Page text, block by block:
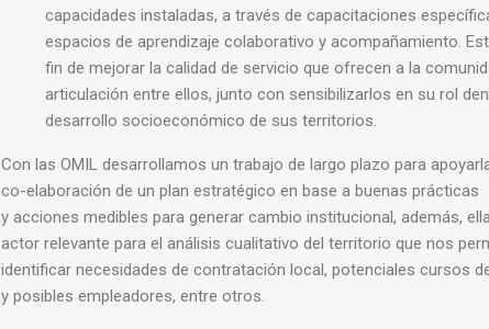
capacidades instaladas, a través de capacitaciones
espacios de aprendizaje colaborativo y acompañamiento.
fin de mejorar la calidad de servicio que ofrecen a la
articulación entre ellos, junto con sensibilizarlos en su rol
desarrollo socioeconómico de sus territorios.
Con las OMIL desarrollamos un trabajo de largo plazo para
co-elaboración de un plan estratégico en base a buenas prácticas
y acciones medibles para generar cambio institucional, además,
actor relevante para el análisis cualitativo del territorio que nos
identificar necesidades de contratación local, potenciales cursos
y posibles empleadores, entre otros.